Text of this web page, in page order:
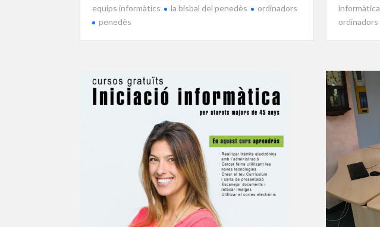
equips informàtics
la bisbal del penedès
ordinadors
penedès
informàtica
ordinadors